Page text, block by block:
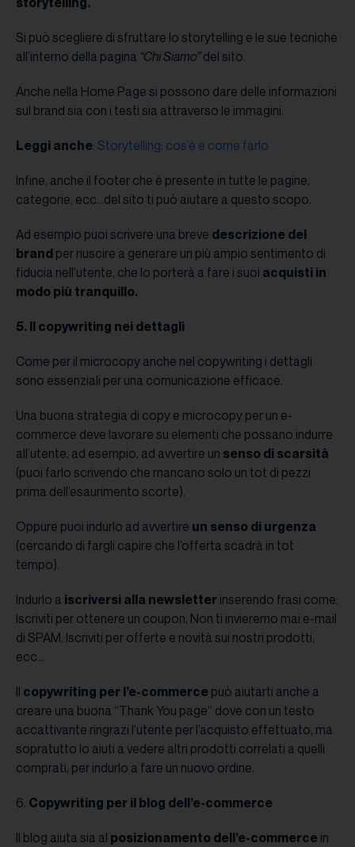
Si può scegliere di sfruttare lo storytelling e le sue tecniche
all’interno della pagina “Chi Siamo”del sito.
Anche nella Home Page si possono dare delle informazioni
sul brand sia con i testi sia attraverso le immagini.
Leggi anche: Storytelling: cos’è e come farlo
Infine, anche il footer che è presente in tutte le pagine,
categorie, ecc…del sito ti può aiutare a questo scopo.
Ad esempio puoi scrivere una breve descrizione del
brand per riuscire a generare un più ampio sentimento di
fiducia nell’utente, che lo porterà a fare i suoi acquisti in
modo più tranquillo.
5. Il copywriting nei dettagli
Come per il microcopy anche nel copywriting i dettagli
sono essenziali per una comunicazione efficace.
Una buona strategia di copy e microcopy per un e-
commerce deve lavorare su elementi che possano indurre
all’utente, ad esempio, ad avvertire un senso di scarsità
(puoi farlo scrivendo che mancano solo un tot di pezzi
prima dell’esaurimento scorte).
Oppure puoi indurlo ad avvertire un senso di urgenza
(cercando di fargli capire che l’offerta scadrà in tot
tempo).
Indurlo a iscriversi alla newsletter inserendo frasi come:
Iscriviti per ottenere un coupon, Non ti invieremo mai e-mail
di SPAM, Iscriviti per offerte e novità sui nostri prodotti,
ecc…
Il copywriting per l’e-commerce può aiutarti anche a
creare una buona “Thank You page” dove con un testo
accattivante ringrazi l’utente per l’acquisto effettuato, ma
sopratutto lo aiuti a vedere altri prodotti correlati a quelli
comprati, per indurlo a fare un nuovo ordine.
6. Copywriting per il blog dell’e-commerce
Il blog aiuta sia al posizionamento dell’e-commerce in